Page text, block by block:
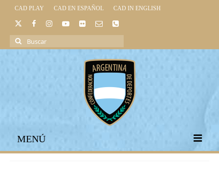
CAD PLAY CAD EN ESPAÑOL CAD IN ENGLISH
Buscar
por:
MENÚ